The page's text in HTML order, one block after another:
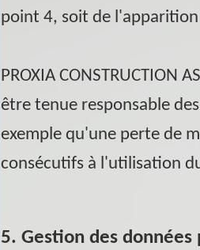
point 4, soit de
PROXIA CONSTRUCTION
être tenue responsable
exemple qu'une perte de
consécutifs à l'utilisation
5. Gestion des données